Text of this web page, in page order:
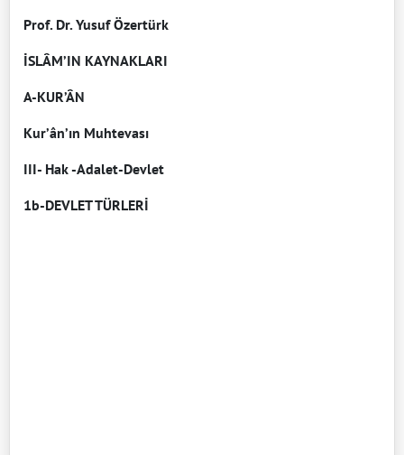
Prof. Dr. Yusuf Özertürk
İSLÂM’IN KAYNAKLARI
A-KUR’ÂN
Kur’ân’ın Muhtevası
III- Hak -Adalet-Devlet
1b-DEVLET TÜRLERİ